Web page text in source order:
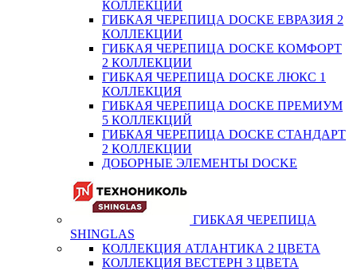
КОЛЛЕКЦИЙ
ГИБКАЯ ЧЕРЕПИЦА DOCKE ЕВРАЗИЯ 2
КОЛЛЕКЦИИ
ГИБКАЯ ЧЕРЕПИЦА DOCKE КОМФОРТ
2 КОЛЛЕКЦИИ
ГИБКАЯ ЧЕРЕПИЦА DOCKE ЛЮКС 1
КОЛЛЕКЦИЯ
ГИБКАЯ ЧЕРЕПИЦА DOCKE ПРЕМИУМ
5 КОЛЛЕКЦИЙ
ГИБКАЯ ЧЕРЕПИЦА DOCKE СТАНДАРТ
2 КОЛЛЕКЦИИ
ДОБОРНЫЕ ЭЛЕМЕНТЫ DOCKE
ГИБКАЯ ЧЕРЕПИЦА
SHINGLAS
КОЛЛЕКЦИЯ АТЛАНТИКА 2 ЦВЕТА
КОЛЛЕКЦИЯ ВЕСТЕРН 3 ЦВЕТА